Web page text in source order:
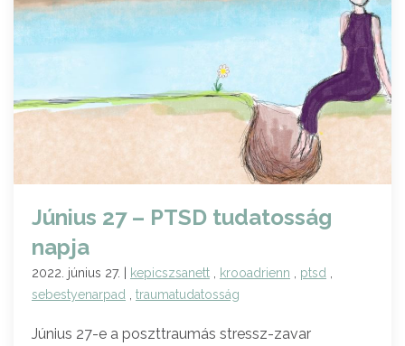
Június 27 – PTSD tudatosság
napja
2022. június 27. | kepicszsanett krooadrienn ptsd
sebestyenarpad
traumatudatosság
Június 27-e a poszttraumás stressz-zavar